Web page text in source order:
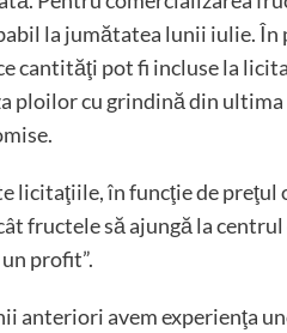
la jumătatea lunii iulie.
cantităţi pot fi incluse la
ploilor cu grindină din
licitaţiile, în funcţie de
fructele să ajungă la centrul
profit”.
anteriori avem experienţa